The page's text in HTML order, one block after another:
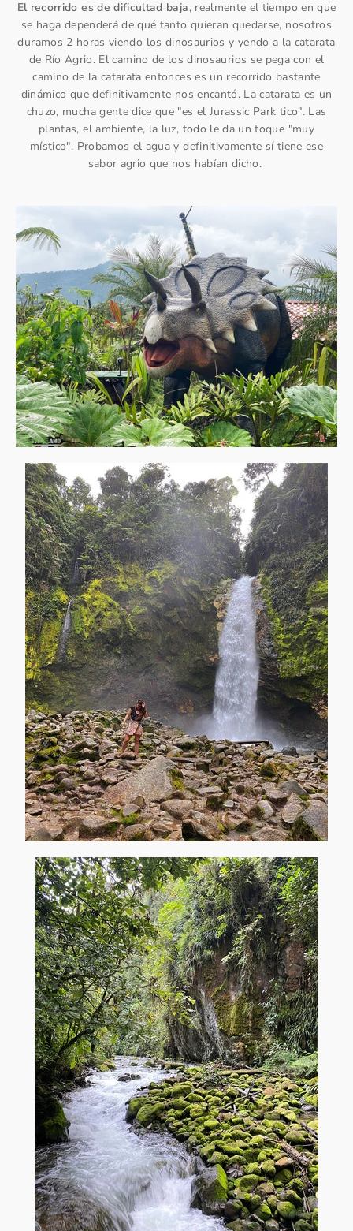
El recorrido es de dificultad baja, realmente el tiempo en que
se haga dependerá de qué tanto quieran quedarse, nosotros
duramos 2 horas viendo los dinosaurios y yendo a la catarata
de Río Agrio. El camino de los dinosaurios se pega con el
camino de la catarata entonces es un recorrido bastante
dinámico que definitivamente nos encantó. La catarata es un
chuzo, mucha gente dice que "es el Jurassic Park tico". Las
plantas, el ambiente, la luz, todo le da un toque "muy
místico". Probamos el agua y definitivamente sí tiene ese
sabor agrio que nos habían dicho.